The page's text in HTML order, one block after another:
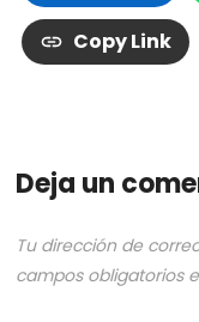
Copy Link
Deja un
Tu dirección de
campos obligatorios